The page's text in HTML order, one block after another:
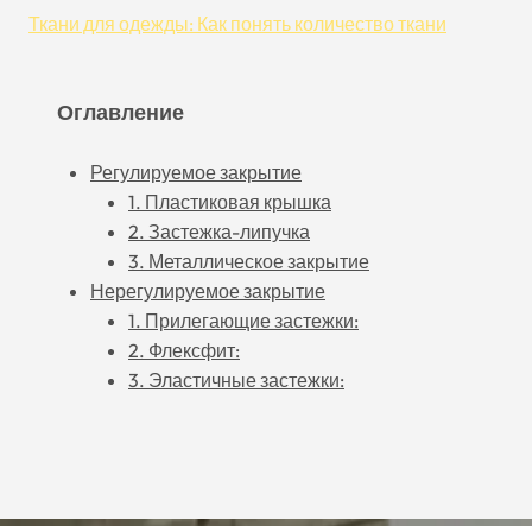
Ткани для одежды: Как понять количество ткани
Оглавление
Регулируемое закрытие
1. Пластиковая крышка
2. Застежка-липучка
3. Металлическое закрытие
Нерегулируемое закрытие
1. Прилегающие застежки:
2. Флексфит:
3. Эластичные застежки: